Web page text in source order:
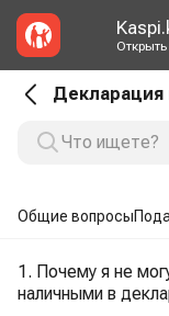
Общие вопросы
1. Почему я не
наличными в